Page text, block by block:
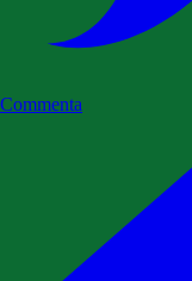
Commenta